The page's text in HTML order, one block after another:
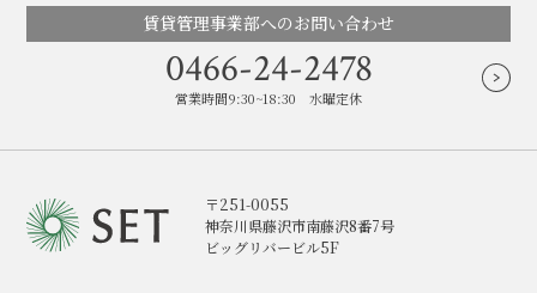
賃貸管理事業部へのお問い合わせ
0466-24-2478
営業時間9:30~18:30 水曜定休
〒251-0055
神奈川県藤沢市南藤沢8番7号
ビッグリバービル5F